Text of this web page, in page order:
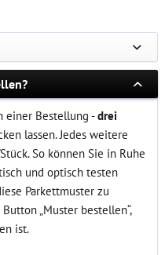
einer Bestellung -drei
lassen. Jedes weitere
So können Sie in Ruhe
und optisch testen
Parkettmuster zu
„Muster bestellen“,
ist.